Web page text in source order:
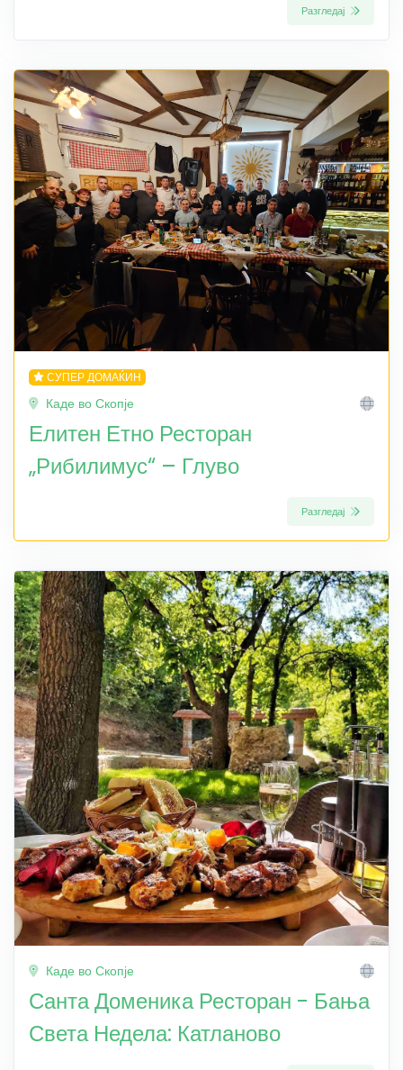
Разгледај
СУПЕР ДОМАЌИН
Каде во Скопје
Елитен Етно Ресторан
„Рибилимус“ – Глуво
Разгледај
Каде во Скопје
Санта Доменика Ресторан - Бања
Света Недела: Катланово